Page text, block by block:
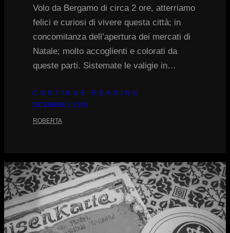
Volo da Bergamo di circa 2 ore, atterriamo
felici e curiosi di vivere questa città; in
concomitanza dell’apertura dei mercati di
Natale; molto accoglienti e colorati da
queste parti. Sistemate le valigie in…
CONTINUE READING
DICEMBRE 2, 2019
ROBERTA